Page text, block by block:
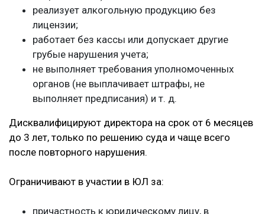
реализует алкогольную продукцию без
лицензии;
работает без кассы или допускает другие
грубые нарушения учета;
не выполняет требования уполномоченных
органов (не выплачивает штрафы, не
выполняет предписания) и т. д.
Дисквалифицируют директора на срок от 6 месяцев
до 3 лет, только по решению суда и чаще всего
после повторного нарушения.
Ограничивают в участии в ЮЛ за:
причастность к юридическому лицу, в